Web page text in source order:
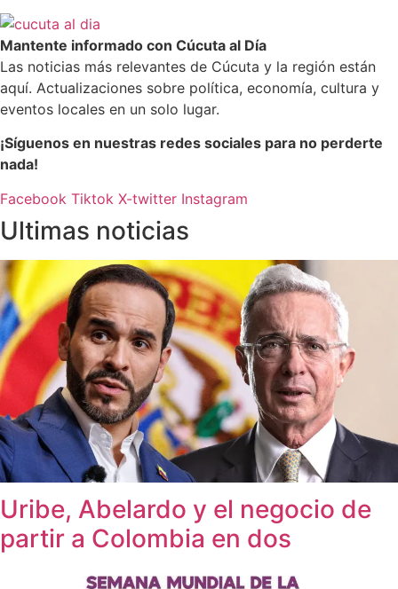
Mantente informado con Cúcuta al Día
Las noticias más relevantes de Cúcuta y la región están
aquí. Actualizaciones sobre política, economía, cultura y
eventos locales en un solo lugar.
¡Síguenos en nuestras redes sociales para no perderte
nada!
Facebook Tiktok X-twitter Instagram
Ultimas noticias
Uribe, Abelardo y el negocio de
partir a Colombia en dos